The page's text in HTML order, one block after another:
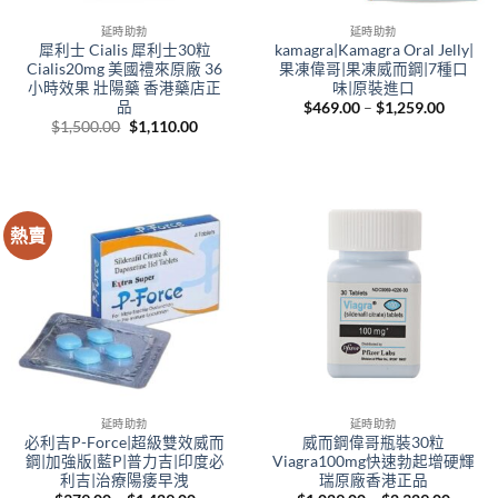
延時助勃
犀利士 Cialis 犀利士30粒
Cialis20mg 美國禮來原廠 36
小時效果 壯陽藥 香港藥店正
品
$1,500.00 Original
price
$1,110.00Current
延時助勃
kamagra|Kamagra Oral Jelly|
果凍偉哥|果凍威而鋼|7種口
味|原裝進口
$469.00 – $1,259.00Price
熱賣
延時助勃
必利吉P-Force|超級雙效威而
鋼|加強版|藍P|普力吉|印度必
利吉|治療陽痿早洩
延時助勃
威而鋼偉哥瓶裝30粒
Viagra100mg快速勃起增硬輝
瑞原廠香港正品